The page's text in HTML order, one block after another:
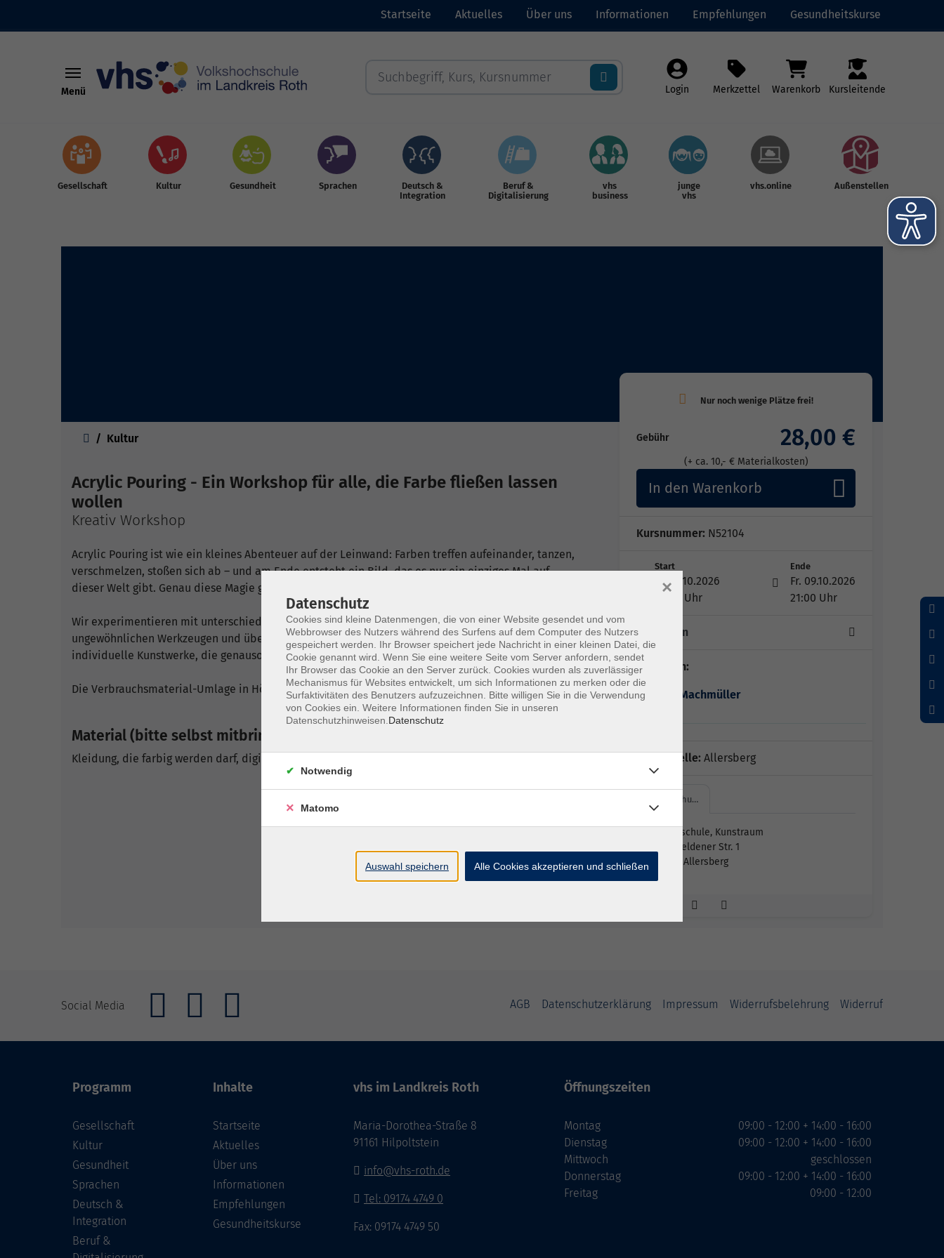
Startseite Aktuelles Über uns Informationen Empfehlungen Gesundheitskurse
Menü Login Merkzettel Warenkorb Kursleitende
Gesellschaft Kultur Gesundheit Sprachen
Deutsch &
Integration
Beruf &
Digitalisierung
vhs
business
junge
vhs
vhs.online Außenstellen
Kultur
Acrylic Pouring - Ein Workshop für alle, die Farbe fließen lassen
wollen
Kreativ Workshop
Acrylic Pouring ist wie ein kleines Abenteuer auf der Leinwand: Farben treffen aufeinander, tanzen,
verschmelzen, stoßen sich ab – und am Ende entsteht ein Bild, das es nur ein einziges Mal auf
dieser Welt gibt. Genau diese Magie greifen wir in diesem Workshop auf.
Wir experimentieren mit unterschiedlichen Gieß Methoden, besonderen Zusätzen,
ungewöhnlichen Werkzeugen und überraschenden Effekten. Schritt für Schritt entstehen
individuelle Kunstwerke, die genauso einzigartig sind wie ihre Schöpferinnen und Schöpfer.
Die Verbrauchsmaterial-Umlage in Höhe von 10,- € wird zu Beginn des Workshops erhoben.
Material (bitte selbst mitbringen):
Kleidung, die farbig werden darf, digitale Küchenfeinwaage
Gebühr 28,00 €
(+ ca. 10,- € Materialkosten)
In den Warenkorb
Kursnummer: N52104
Start
Fr. 09.10.2026
18:00 Uhr
Ende
Fr. 09.10.2026
21:00 Uhr
1 x Termin
Dozent*in:
Patricia Machmüller
Außenstelle: Allersberg
Mittelschu…
Mittelschule, Kunstraum
Altenfeldener Str. 1
90584 Allersberg
Social Media AGB Datenschutzerklärung Impressum Widerrufsbelehrung Widerruf
Programm
Gesellschaft
Kultur
Gesundheit
Sprachen
Deutsch &
Integration
Beruf &
Inhalte
Startseite
Aktuelles
Über uns
Informationen
Empfehlungen
Gesundheitskurse
vhs im Landkreis Roth
Maria-Dorothea-Straße 8
91161 Hilpoltstein
info@vhs-roth.de
Tel: 09174 4749 0
Fax: 09174 4749 50
Öffnungszeiten
Montag
Dienstag
Mittwoch
Donnerstag
Freitag
09:00 - 12:00 + 14:00 - 16:00
09:00 - 12:00 + 14:00 - 16:00
geschlossen
09:00 - 12:00 + 14:00 - 16:00
09:00 - 12:00
Datenschutz
Cookies sind kleine Datenmengen, die von einer Website gesendet und vom
Webbrowser des Nutzers während des Surfens auf dem Computer des Nutzers
gespeichert werden. Ihr Browser speichert jede Nachricht in einer kleinen Datei, die
Cookie genannt wird. Wenn Sie eine weitere Seite vom Server anfordern, sendet
Ihr Browser das Cookie an den Server zurück. Cookies wurden als zuverlässiger
Mechanismus für Websites entwickelt, um sich Informationen zu merken oder die
Surfaktivitäten des Benutzers aufzuzeichnen. Bitte willigen Sie in die Verwendung
von Cookies ein. Weitere Informationen finden Sie in unseren
Datenschutzhinweisen. Datenschutz
×
Notwendig
Matomo
Auswahl speichern Alle Cookies akzeptieren und schließen